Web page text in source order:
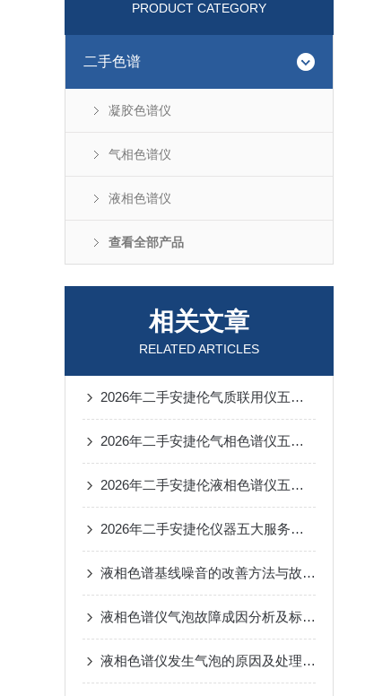
PRODUCT CATEGORY
二手色谱
凝胶色谱仪
气相色谱仪
液相色谱仪
查看全部产品
相关文章
RELATED ARTICLES
2026年二手安捷伦气质联用仪五大服务商解析
2026年二手安捷伦气相色谱仪五大服务商解析
2026年二手安捷伦液相色谱仪五大服务商解析
2026年二手安捷伦仪器五大服务商解析：专业化服务推动行业升级
液相色谱基线噪音的改善方法与故障排查技术
液相色谱仪气泡故障成因分析及标准化处理方法
液相色谱仪发生气泡的原因及处理方法